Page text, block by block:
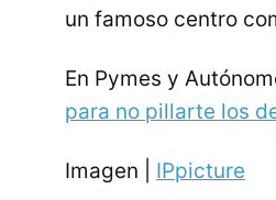
un famoso centro
En Pymes y
para no pillarte los
Imagen | IPpicture